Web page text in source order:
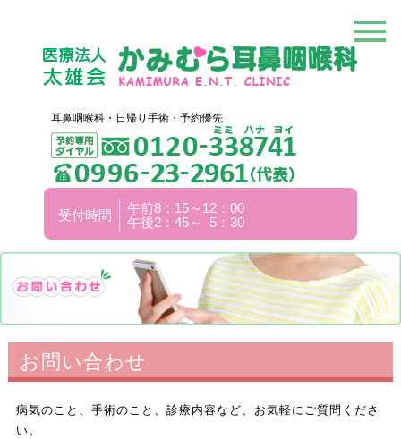
耳鼻咽喉科・日帰り手術・予約優先
受付時間
午前8：15～12：00
午後2：45～ 5：30
お問い合わせ
病気のこと、手術のこと、診療内容など、お気軽にご質問くださ
い。